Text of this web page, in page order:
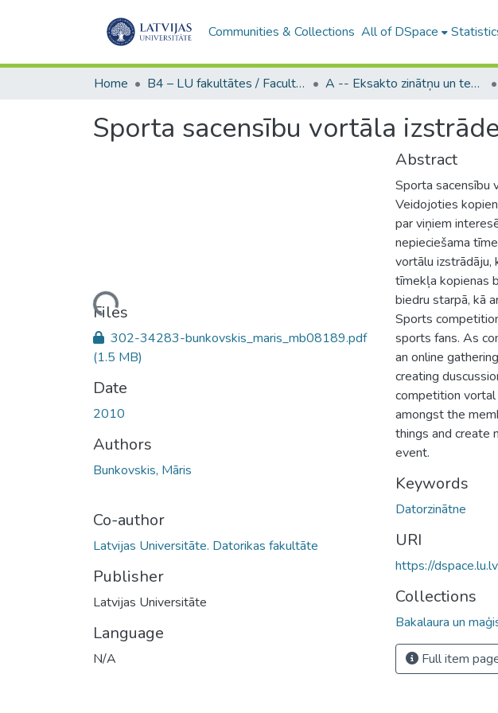
Communities & Collections All of DSpace
Home B4 – LU fakultātes / Faculties of the UL A -- Eksakto zinātņu un tehnoloģiju fakultāte / Faculty of Science and Technology
Sporta sacensību vortāla izstrāde
Loading...
Files
302-34283-bunkovskis_maris_mb08189.pdf
(1.5 MB)
Date
2010
Authors
Bunkovskis, Māris
Co-author
Latvijas Universitāte. Datorikas fakultāte
Publisher
Latvijas Universitāte
Language
N/A
Abstract
Sporta sacensību
Veidojoties
par viņiem
nepieciešama
vortālu izstrādāju,
tīmekļa kopienas
biedru starpā, kā
Sports
sports fans. As
an online
creating
competition
amongst the
things and create
event.
Keywords
Datorzinātne
URI
https://
Collections
Bakalaura un
Full item